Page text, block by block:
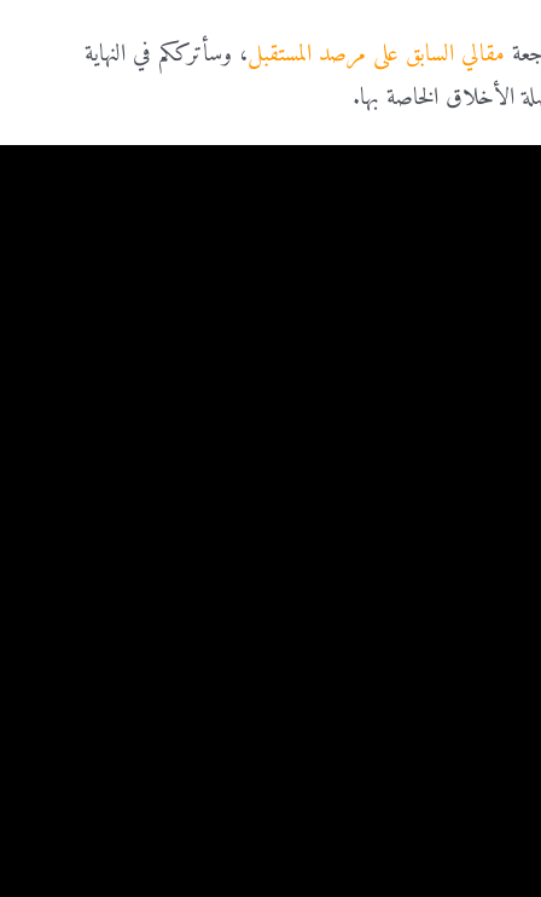
مقالي السابق على مرصد المستقبل، وسأترككم في النهاية
الأخلاق الخاصة بها.